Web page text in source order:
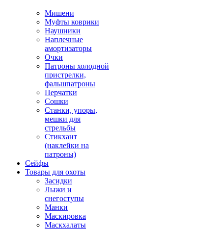
Мишени
Муфты коврики
Наушники
Наплечные
амортизаторы
Очки
Патроны холодной
пристрелки,
фальшпатроны
Перчатки
Сошки
Станки, упоры,
мешки для
стрельбы
Стикхант
(наклейки на
патроны)
Сейфы
Товары для охоты
Засидки
Лыжи и
снегоступы
Манки
Маскировка
Маскхалаты